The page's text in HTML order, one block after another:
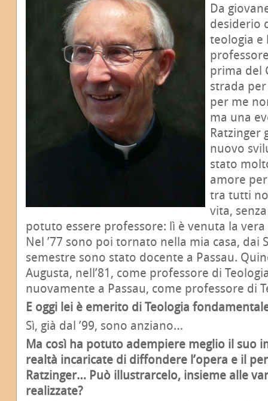
Da
desiderio
teologia e
prima del
strada
per me
ma una
Ratzinger
nuovo
stato
amore per
tra tutti
vita,
potuto essere professore: lì è venuta la
Nel ’77 sono poi tornato nella mia casa, dai
semestre sono stato docente a Passau.
Augusta, nell’81, come professore di
nuovamente a Passau, come professore di
E oggi lei è emerito di Teologia
Sì, già dal ’99, sono anziano…
Ma così ha potuto adempiere meglio il suo
realtà incaricate di diffondere l’opera e il
Ratzinger… Può illustrarcelo, insieme alle
realizzate?